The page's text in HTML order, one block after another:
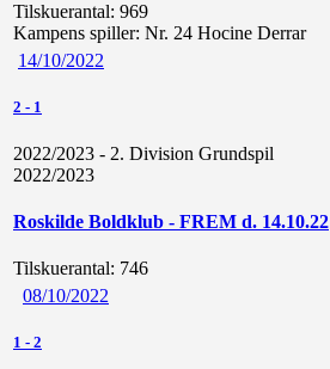
Tilskuerantal: 969
Kampens spiller: Nr. 24 Hocine Derrar
14/10/2022
2 - 1
2022/2023 - 2. Division Grundspil
2022/2023
Roskilde Boldklub - FREM d. 14.10.22
Tilskuerantal: 746
08/10/2022
1 - 2